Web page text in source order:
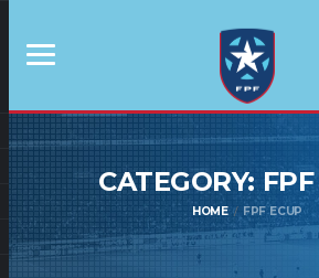
CATEGORY: FPF
HOME FPF ECUP